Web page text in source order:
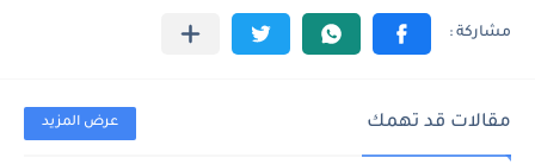
مقالات قد تهمك عرض المزيد